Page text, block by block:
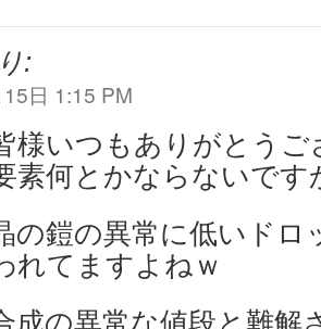
:
日 1:15 PM
様いつもありがとうご
素何とかならないです
の鎧の異常に低いドロ
れてますよねｗ
成の異常な値段と難解